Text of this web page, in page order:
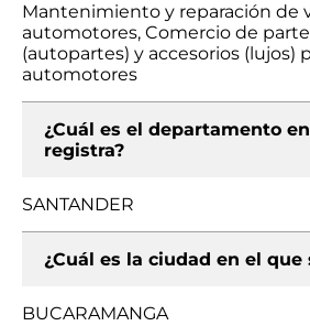
Mantenimiento y reparación de
automotores, Comercio de
(autopartes) y accesorios (lujos)
automotores
¿Cuál es el departamento
registra?
SANTANDER
¿Cuál es la ciudad en el que
BUCARAMANGA